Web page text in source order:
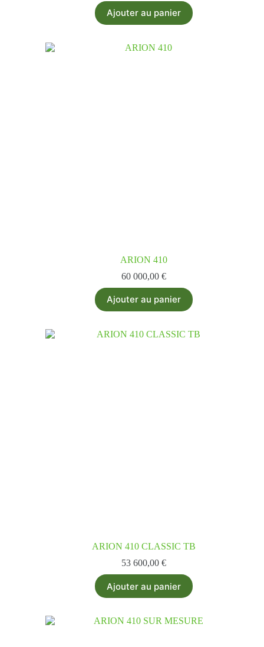
Ajouter au panier
ARION 410
60 000,00 €
Ajouter au panier
ARION 410 CLASSIC TB
53 600,00 €
Ajouter au panier